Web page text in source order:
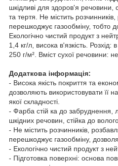
шкідливі для здоров'я речовини,
та тертя. Не містить
перешкоджує газообміну, тобто
Екологічно чистий продукт з
1,4 кг/л, висока в'язкість. Розхід:
250 г/м². Вміст сухої речовини:
Додаткова інформація:
- Висока якість покриття та
дозволяють використовувати її
якої складності.
- Фарба стій ка до забруднення,
шкідних речовин, стійка до
- Не містить розчинників,
перешкоджує газообміну,
- Екологічно чистий продукт з
- Підготовка поверхні: основа